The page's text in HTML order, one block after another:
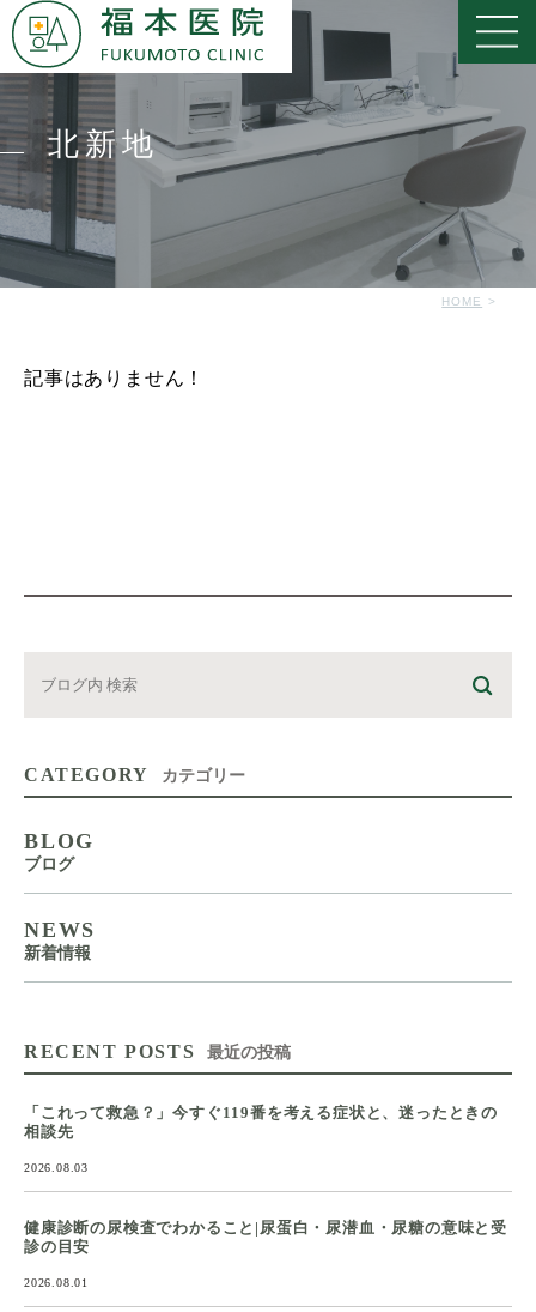
北新地
HOME
記事はありません！
CATEGORY カテゴリー
BLOG
ブログ
NEWS
新着情報
RECENT POSTS 最近の投稿
「これって救急？」今すぐ119番を考える症状と、迷ったときの
相談先
2026.08.03
健康診断の尿検査でわかること|尿蛋白・尿潜血・尿糖の意味と受
診の目安
2026.08.01